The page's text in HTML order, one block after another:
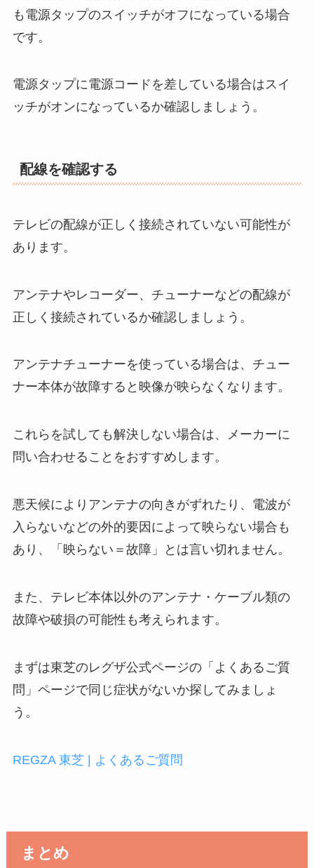
も電源タップのスイッチがオフになっている場合
です。
電源タップに電源コードを差している場合はスイ
ッチがオンになっているか確認しましょう。
配線を確認する
テレビの配線が正しく接続されていない可能性が
あります。
アンテナやレコーダー、チューナーなどの配線が
正しく接続されているか確認しましょう。
アンテナチューナーを使っている場合は、チュー
ナー本体が故障すると映像が映らなくなります。
これらを試しても解決しない場合は、メーカーに
問い合わせることをおすすめします。
悪天候によりアンテナの向きがずれたり、電波が
入らないなどの外的要因によって映らない場合も
あり、「映らない＝故障」とは言い切れません。
また、テレビ本体以外のアンテナ・ケーブル類の
故障や破損の可能性も考えられます。
まずは東芝のレグザ公式ページの「よくあるご質
問」ページで同じ症状がないか探してみましょ
う。
REGZA 東芝 | よくあるご質問
まとめ